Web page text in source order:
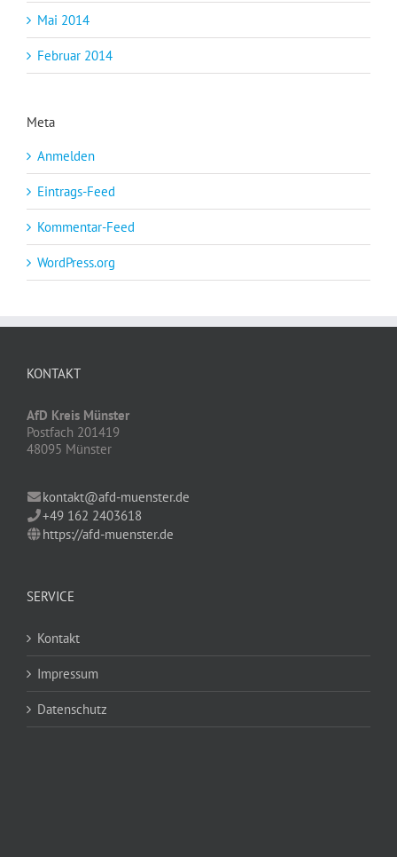
Mai 2014
Februar 2014
Meta
Anmelden
Eintrags-Feed
Kommentar-Feed
WordPress.org
KONTAKT
AfD Kreis Münster
Postfach 201419
48095 Münster
kontakt@afd-muenster.de
+49 162 2403618
https://afd-muenster.de
SERVICE
Kontakt
Impressum
Datenschutz